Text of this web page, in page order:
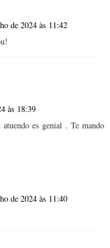
de 2024 às 11:42
às 18:39
es genial . Te mando
de 2024 às 11:40